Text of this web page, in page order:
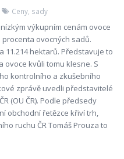
Ceny sady
výkupním cenám ovoce
ovocných sadů.
11.214 hektarů. Představuje to
ovoce kvůli tomu klesne. S
kontrolního a zkušebního
zprávě uvedli představitelé
(OU ČR). Podle předsedy
obchodní řetězce křiví trh,
ruchu ČR Tomáš Prouza to